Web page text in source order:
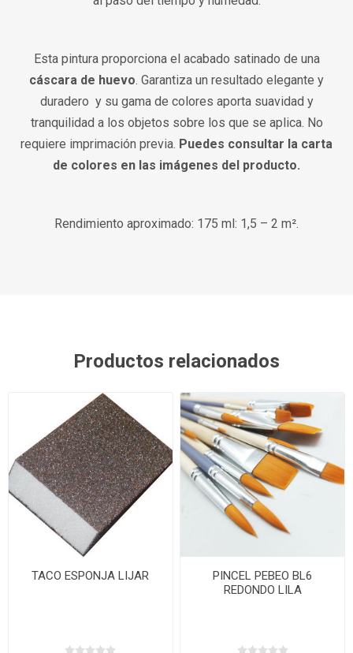
Esta pintura proporciona el acabado satinado de una
cáscara de huevo. Garantiza un resultado elegante y
duradero y su gama de colores aporta suavidad y
tranquilidad a los objetos sobre los que se aplica. No
requiere imprimación previa. Puedes consultar la carta
de colores en las imágenes del producto.
Rendimiento aproximado: 175 ml: 1,5 – 2 m².
Productos relacionados
TACO ESPONJA LIJAR
PINCEL PEBEO BL6
REDONDO LILA